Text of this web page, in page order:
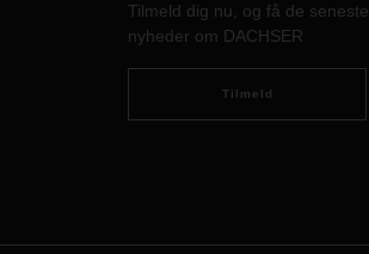
Tilmeld dig nu, og få de seneste
nyheder om DACHSER
Tilmeld